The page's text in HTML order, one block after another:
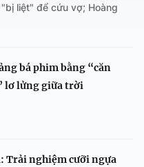
liệt" để cứu vợ; Hoàng
bá phim bằng “căn
lơ lửng giữa trời
Trải nghiệm cưỡi ngựa